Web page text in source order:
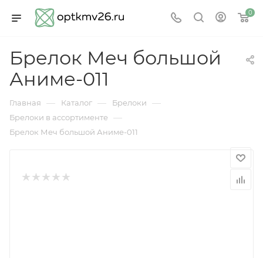
0
Брелок Меч большой
Аниме-011
Главная — Каталог — Брелоки —
Брелоки в ассортименте —
Брелок Меч большой Аниме-011